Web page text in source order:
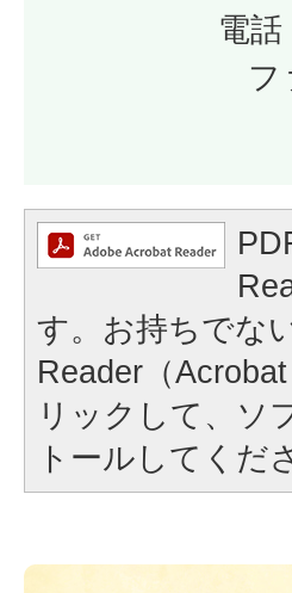
電
フ
す。お持ちでな
Reader（
リックして、ソ
トールしてくだ